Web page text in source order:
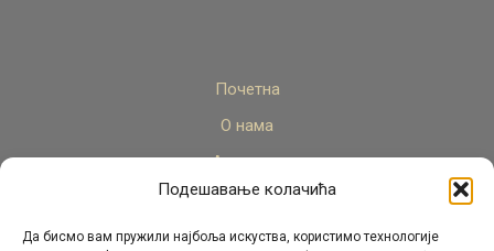
Подешавање колачића
Да бисмо вам пружили најбоља искуства, користимо технологије
Почетна
О нама
Актуелно
Стручни кадар
Пројекти